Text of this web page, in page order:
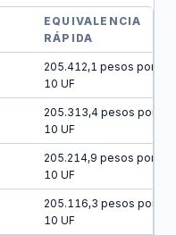
EQUIVALENCIA
RÁPIDA
205.412,1 pesos por
10 UF
205.313,4 pesos por
10 UF
205.214,9 pesos por
10 UF
205.116,3 pesos por
10 UF